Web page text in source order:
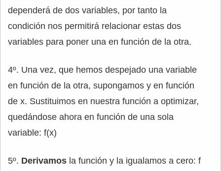
dependerá de dos variables, por tanto la
condición nos permitirá relacionar estas dos
variables para poner una en función de la otra.
4º. Una vez, que hemos despejado una variable
en función de la otra, supongamos y en función
de x. Sustituimos en nuestra función a optimizar,
quedándose ahora en función de una sola
variable: f(x)
5º. Derivamos la función y la igualamos a cero: f